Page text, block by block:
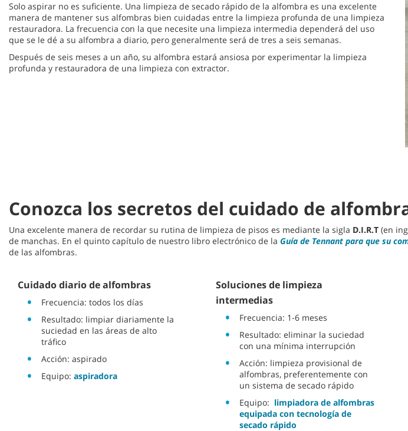
Solo aspirar no es suficiente. Una limpieza de secado rápido de la alfombra es una excelente
manera de mantener sus alfombras bien cuidadas entre la limpieza profunda de una limpieza
restauradora. La frecuencia con la que necesite una limpieza intermedia dependerá del uso
que se le dé a su alfombra a diario, pero generalmente será de tres a seis semanas.
Después de seis meses a un año, su alfombra estará ansiosa por experimentar la limpieza
profunda y restauradora de una limpieza con extractor.
Conozca los secretos del cuidado de
Una excelente manera de recordar su rutina de limpieza de pisos es mediante la sigla D.I.R.T (en
de manchas. En el quinto capítulo de nuestro libro electrónico de la Guía de Tennant para que su
de las alfombras.
Cuidado diario de alfombras
Frecuencia: todos los días
Resultado: limpiar diariamente la
suciedad en las áreas de alto
tráfico
Acción: aspirado
Equipo: aspiradora
Soluciones de limpieza
intermedias
Frecuencia: 1-6 meses
Resultado: eliminar la suciedad
con una mínima interrupción
Acción: limpieza provisional de
alfombras, preferentemente con
un sistema de secado rápido
Equipo: limpiadora de alfombras
equipada con tecnología de
secado rápido